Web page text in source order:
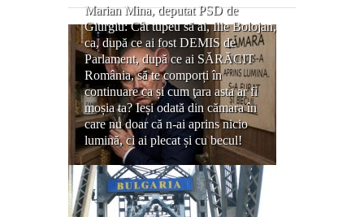
Marian Mina, deputat PSD de
Giurgiu: Cât tupeu să ai, Ilie Bolojan,
ca, după ce ai fost DEMIS de
Parlament, după ce ai SĂRĂCIT
România, să te comporți în
continuare ca și cum ţara asta ar fi
moșia ta? Ieși odată din cămara în
care nu doar că n-ai aprins nicio
lumină, ci ai plecat și cu becul!